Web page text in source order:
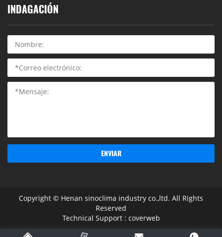
INDAGACIÓN
ENVIAR
Copyright © Henan sinoclima industry co.,ltd. All Rights
Reserved
Technical Support : coverweb